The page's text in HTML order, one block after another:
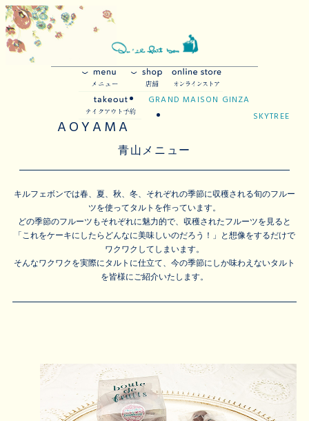
GRAND MAISON GINZA
SKYTREE
AOYAMA
青山メニュー
キルフェボンでは春、夏、秋、冬、それぞれの季節に収穫される旬のフルー
ツを使ってタルトを作っています。
どの季節のフルーツもそれぞれに魅力的で、収穫されたフルーツを見ると
「これをケーキにしたらどんなに美味しいのだろう！」と想像をするだけで
ワクワクしてしまいます。
そんなワクワクを実際にタルトに仕立て、今の季節にしか味わえないタルト
を皆様にご紹介いたします。